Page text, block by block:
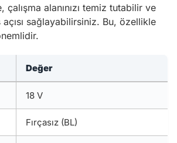
alanınızı temiz tutabilir ve
sağlayabilirsiniz. Bu, özellikle
Değer
18 V
Fırçasız (BL)